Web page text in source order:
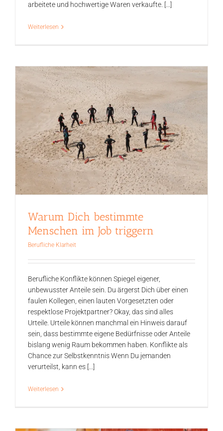
arbeitete und hochwertige Waren verkaufte. [...]
Weiterlesen
Warum Dich bestimmte
Menschen im Job triggern
Berufliche Klarheit
Berufliche Konflikte können Spiegel eigener,
unbewusster Anteile sein. Du ärgerst Dich über einen
faulen Kollegen, einen lauten Vorgesetzten oder
respektlose Projektpartner? Okay, das sind alles
Urteile. Urteile können manchmal ein Hinweis darauf
sein, dass bestimmte eigene Bedürfnisse oder Anteile
bislang wenig Raum bekommen haben. Konflikte als
Chance zur Selbstkenntnis Wenn Du jemanden
verurteilst, kann es [...]
Weiterlesen